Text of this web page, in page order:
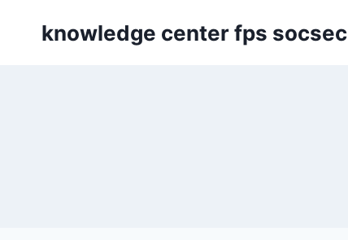
knowledge center fps socsec